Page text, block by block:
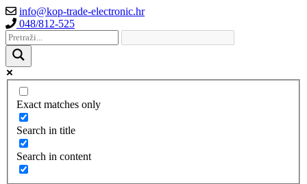
info@kop-trade-electronic.hr
048/812-525
Exact matches only
Search in title
Search in content